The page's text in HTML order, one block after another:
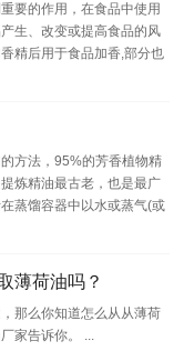
要的作用，在食品中使用
生、改变或提高食品的风
精后用于食品加香,部分也
方法，95%的芳香植物精
炼精油最古老，也是最广
蒸馏容器中以水或蒸气(或
薄荷油吗？
那么你知道怎么从从薄荷
家告诉你。 ...